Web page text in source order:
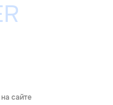
сайте